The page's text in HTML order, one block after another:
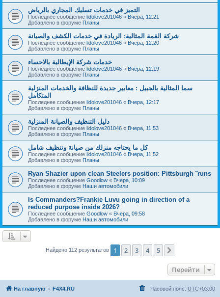
التميز في خدمات تسليك المجاري بالرياض
Последнее сообщение lidolove201046 « Вчера, 12:21
Добавлено в форуме Планы
شركة القمة المثالية: الريادة في خدمات الكشف والصيانة
Последнее сообщение lidolove201046 « Вчера, 12:20
Добавлено в форуме Планы
خدمات شركة الإيطالية بالاحساء
Последнее сообщение lidolove201046 « Вчера, 12:19
Добавлено в форуме Планы
سما المثالية بالجبيل : معايير جديدة للنظافة والخدمات المنزلية
المتكامل
Последнее сообщение lidolove201046 « Вчера, 12:17
Добавлено в форуме Планы
دليل التنظيف والصيانة المنزلية
Последнее сообщение lidolove201046 « Вчера, 11:53
Добавлено в форуме Планы
كل ما يحتاجه منزلك من صيانة وتنظيف شامل
Последнее сообщение lidolove201046 « Вчера, 11:52
Добавлено в форуме Планы
Ryan Shazier upon clean Steelers position: Pittsburgh ˜runs
Последнее сообщение Goodlow « Вчера, 10:09
Добавлено в форуме Наши автомобили
Is Commanders?Frankie Luvu going in direction of a
reduced purpose inside 2026?
Последнее сообщение Goodlow « Вчера, 09:58
Добавлено в форуме Наши автомобили
Найдено 112 результатов 1 2 3 4 5
Перейти
На главную F4X4.RU Часовой пояс: UTC+03:00